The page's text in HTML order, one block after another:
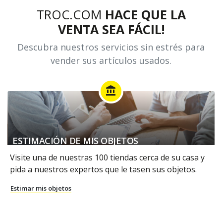
TROC.COM HACE QUE LA
VENTA SEA FÁCIL!
Descubra nuestros servicios sin estrés para
vender sus artículos usados.
account_balance
ESTIMACIÓN DE MIS OBJETOS
Visite una de nuestras 100 tiendas cerca de su casa y
pida a nuestros expertos que le tasen sus objetos.
Estimar mis objetos